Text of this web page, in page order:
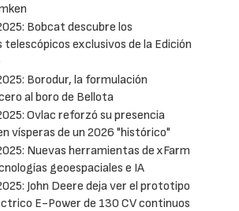
Bobcat descubre los
telescópicos exclusivos de la Edición
Borodur, la formulación
al boro de Bellota
Ovlac reforzó su presencia
vísperas de un 2026 "histórico"
Nuevas herramientas de xFarm
geoespaciales e IA
John Deere deja ver el prototipo
E-Power de 130 CV continuos